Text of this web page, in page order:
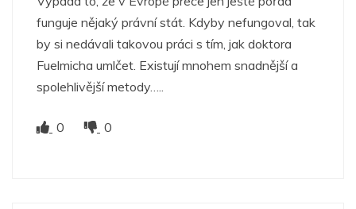
funguje nějaký právní stát. Kdyby nefungoval, tak
by si nedávali takovou práci s tím, jak doktora
Fuelmicha umlčet. Existují mnohem snadnější a
spolehlivější metody…..
0 0